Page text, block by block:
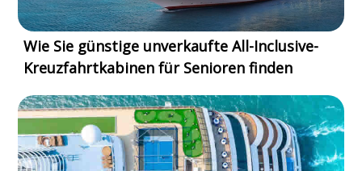
Wie Sie günstige unverkaufte All-Inclusive-
Kreuzfahrtkabinen für Senioren finden